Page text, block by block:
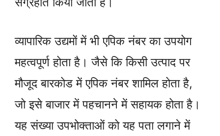
व्यापारिक उद्यमों में भी एपिक नंबर का उपयोग
महत्वपूर्ण होता है। जैसे कि किसी उत्पाद पर
मौजूद बारकोड में एपिक नंबर शामिल होता है,
जो इसे बाजार में पहचानने में सहायक होता है।
यह संख्या उपभोक्ताओं को यह पता लगाने में